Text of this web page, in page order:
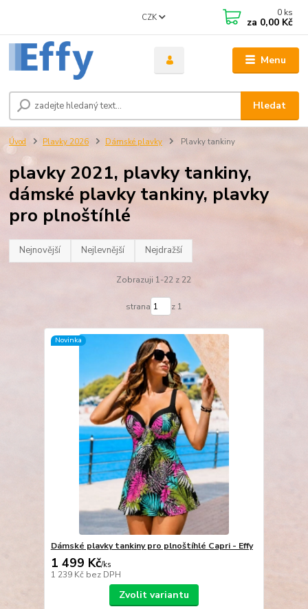
Menu
CZK
Hledat
0 ks
za 0,00 Kč
Úvod Plavky 2026 Dámské plavky Plavky tankiny
plavky 2021, plavky tankiny,
dámské plavky tankiny, plavky
pro plnoštíhlé
Nejnovější Nejlevnější Nejdražší
Zobrazuji 1-22 z 22
strana z 1
Novinka
Dámské plavky tankiny pro plnoštíhlé Capri - Effy
1 499 Kč/ks
1 239 Kč bez DPH
Zvolit variantu